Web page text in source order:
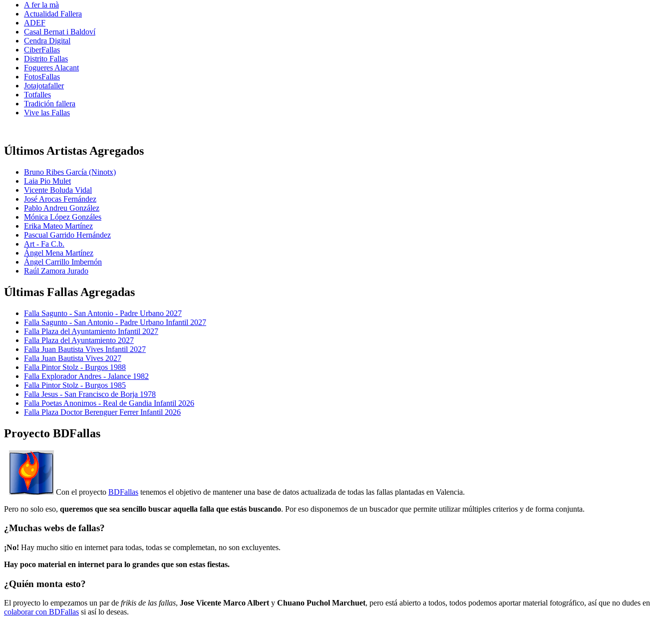
A fer la mà
Actualidad Fallera
ADEF
Casal Bernat i Baldoví
Cendra Digital
CiberFallas
Distrito Fallas
Fogueres Alacant
FotosFallas
Jotajotafaller
Totfalles
Tradición fallera
Vive las Fallas
Últimos Artistas Agregados
Bruno Ribes García (Ninotx)
Laia Pio Mulet
Vicente Boluda Vidal
José Arocas Fernández
Pablo Andreu González
Mónica López Gonzáles
Erika Mateo Martínez
Pascual Garrido Hernández
Art - Fa C.b.
Ángel Mena Martínez
Ángel Carrillo Imbernón
Raúl Zamora Jurado
Últimas Fallas Agregadas
Falla Sagunto - San Antonio - Padre Urbano 2027
Falla Sagunto - San Antonio - Padre Urbano Infantil 2027
Falla Plaza del Ayuntamiento Infantil 2027
Falla Plaza del Ayuntamiento 2027
Falla Juan Bautista Vives Infantil 2027
Falla Juan Bautista Vives 2027
Falla Pintor Stolz - Burgos 1988
Falla Explorador Andres - Jalance 1982
Falla Pintor Stolz - Burgos 1985
Falla Jesus - San Francisco de Borja 1978
Falla Poetas Anonimos - Real de Gandia Infantil 2026
Falla Plaza Doctor Berenguer Ferrer Infantil 2026
Proyecto BDFallas
Con el proyecto BDFallas tenemos el objetivo de mantener una base de datos actualizada de todas las fallas plantadas en Valencia.
Pero no solo eso, queremos que sea sencillo buscar aquella falla que estás buscando. Por eso disponemos de un buscador que permite utilizar múltiples criterios y de forma conjunta.
¿Muchas webs de fallas?
¡No! Hay mucho sitio en internet para todas, todas se complemetan, no son excluyentes.
Hay poco material en internet para lo grandes que son estas fiestas.
¿Quién monta esto?
El proyecto lo empezamos un par de frikis de las fallas, Jose Vicente Marco Albert y Chuano Puchol Marchuet, pero está abierto a todos, todos podemos aportar material fotográfico, así que no dudes en
colaborar con BDFallas si así lo deseas.